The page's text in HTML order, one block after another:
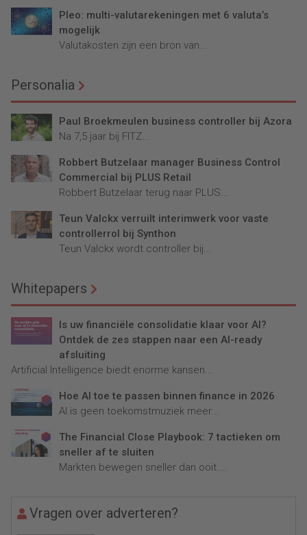
Pleo: multi-valutarekeningen met 6 valuta’s
mogelijk
Valutakosten zijn een bron van...
Personalia
Paul Broekmeulen business controller bij Azora
Na 7,5 jaar bij FITZ...
Robbert Butzelaar manager Business Control
Commercial bij PLUS Retail
Robbert Butzelaar terug naar PLUS...
Teun Valckx verruilt interimwerk voor vaste
controllerrol bij Synthon
Teun Valckx wordt controller bij...
Whitepapers
Is uw financiële consolidatie klaar voor AI?
Ontdek de zes stappen naar een AI-ready
afsluiting
Artificial Intelligence biedt enorme kansen...
Hoe AI toe te passen binnen finance in 2026
AI is geen toekomstmuziek meer...
The Financial Close Playbook: 7 tactieken om
sneller af te sluiten
Markten bewegen sneller dan ooit....
Vragen over adverteren?